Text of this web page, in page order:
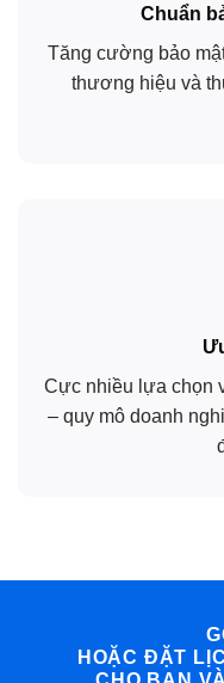
Chuẩn
Tăng cường bảo
thương hiệu và
Cực nhiều lựa chọn
– quy mô doanh
HOẶC ĐẶT